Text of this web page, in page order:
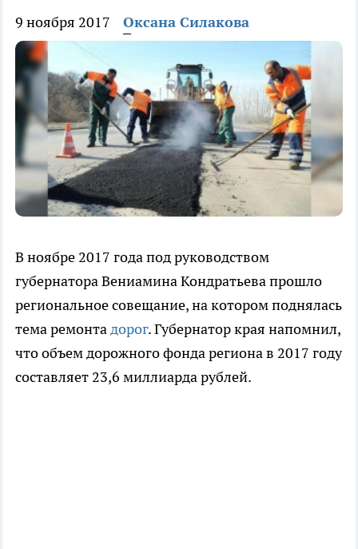
9 ноября 2017 Оксана Силакова
В ноябре 2017 года под руководством
губернатора Вениамина Кондратьева прошло
региональное совещание, на котором поднялась
тема ремонтадорог. Губернатор края напомнил,
что объем дорожного фонда региона в 2017 году
составляет 23,6 миллиарда рублей.